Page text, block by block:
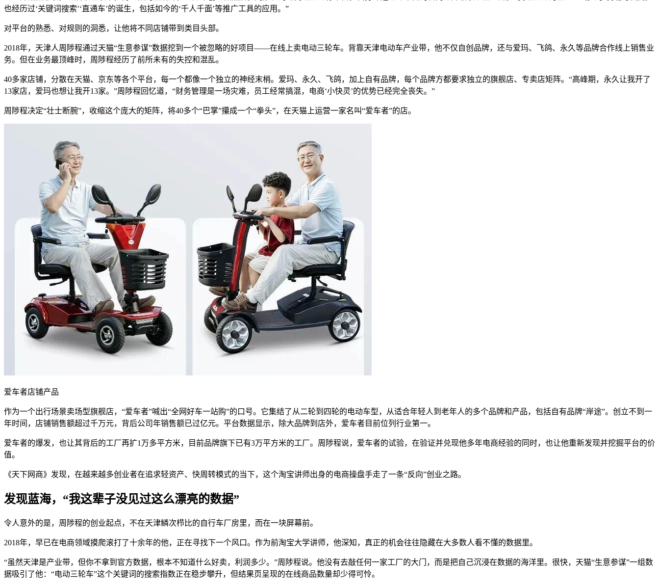
也经历过‘关键词搜索’‘直通车’的诞生，包括如今的‘千人千面’等推广工具的应用。”
对平台的熟悉、对规则的洞悉，让他将不同店铺带到类目头部。
2018年，天津人周陟程通过天猫“生意参谋”数据挖到一个被忽略的好项目——在线上卖电动三轮车。背靠天津电动车产业带，他不仅自创品牌，还与爱玛、飞鸽、永久等品牌合作线上销售业
务。但在业务最顶峰时，周陟程经历了前所未有的失控和混乱。
40多家店铺，分散在天猫、京东等各个平台，每一个都像一个独立的神经末梢。爱玛、永久、飞鸽，加上自有品牌，每个品牌方都要求独立的旗舰店、专卖店矩阵。“高峰期，永久让我开了
13家店，爱玛也想让我开13家。”周陟程回忆道，“财务管理是一场灾难，员工经常搞混，电商‘小快灵’的优势已经完全丧失。”
周陟程决定“壮士断腕”，收缩这个庞大的矩阵，将40多个“巴掌”攥成一个“拳头”，在天猫上运营一家名叫“爱车者”的店。
爱车者店铺产品
作为一个出行场景卖场型旗舰店，“爱车者”喊出“全网好车一站购”的口号。它集结了从二轮到四轮的电动车型，从适合年轻人到老年人的多个品牌和产品，包括自有品牌“岸途”。创立不到一
年时间，店铺销售额超过千万元，背后公司年销售额已过亿元。平台数据显示，除大品牌到店外，爱车者目前位列行业第一。
爱车者的爆发，也让其背后的工厂再扩1万多平方米，目前品牌旗下已有3万平方米的工厂。周陟程说，爱车者的试验，在验证并兑现他多年电商经验的同时，也让他重新发现并挖掘平台的价
值。
《天下网商》发现，在越来越多创业者在追求轻资产、快周转模式的当下，这个淘宝讲师出身的电商操盘手走了一条“反向”创业之路。
发现蓝海，“我这辈子没见过这么漂亮的数据”
令人意外的是，周陟程的创业起点，不在天津鳞次栉比的自行车厂房里，而在一块屏幕前。
2018年，早已在电商领域摸爬滚打了十余年的他，正在寻找下一个风口。作为前淘宝大学讲师，他深知，真正的机会往往隐藏在大多数人看不懂的数据里。
“虽然天津是产业带，但你不拿到官方数据，根本不知道什么好卖，利润多少。”周陟程说。他没有去敲任何一家工厂的大门，而是把自己沉浸在数据的海洋里。很快，天猫“生意参谋”一组数
据吸引了他：“电动三轮车”这个关键词的搜索指数正在稳步攀升，但结果页呈现的在线商品数量却少得可怜。